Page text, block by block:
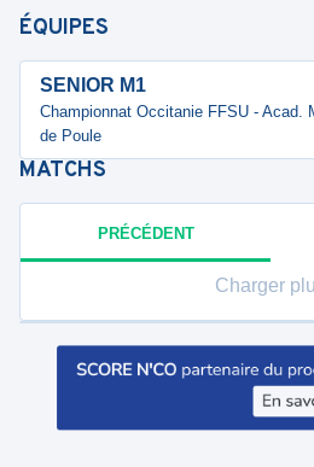
ÉQUIPES
SENIOR M1
Championnat Occitanie FFSU - Acad.
de Poule
MATCHS
PRÉCÉDENT
Charger